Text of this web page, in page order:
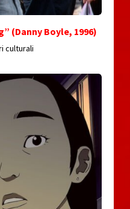
(Danny Boyle, 1996)
culturali